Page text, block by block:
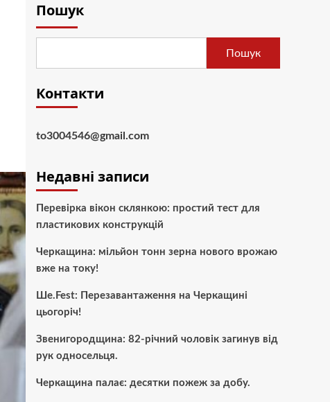
Пошук
Пошук
Контакти
to3004546@gmail.com
Недавні записи
Перевірка вікон склянкою: простий тест для
пластикових конструкцій
Черкащина: мільйон тонн зерна нового врожаю
вже на току!
Ше.Fest: Перезавантаження на Черкащині
цьогоріч!
Звенигородщина: 82-річний чоловік загинув від
рук односельця.
Черкащина палає: десятки пожеж за добу.